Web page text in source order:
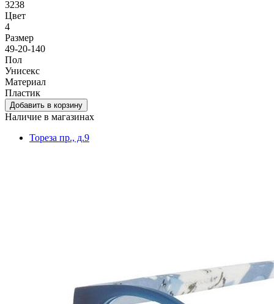
3238
Цвет
4
Размер
49-20-140
Пол
Унисекс
Материал
Пластик
Наличие в магазинах
Тореза пр., д.9